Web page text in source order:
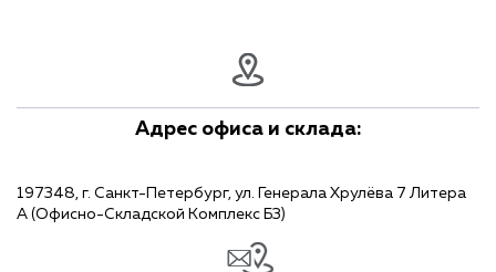
Адрес офиса и склада:
197348, г. Санкт-Петербург, ул. Генерала Хрулёва 7 Литера
А (Офисно-Складской Комплекс Б3)